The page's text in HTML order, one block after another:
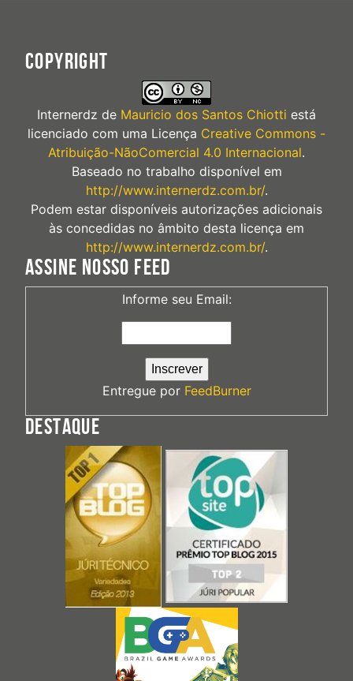
COPYRIGHT
Internerdz de Mauricio dos Santos Chiotti está
licenciado com uma Licença Creative Commons -
Atribuição-NãoComercial 4.0 Internacional.
Baseado no trabalho disponível em
http://www.internerdz.com.br/.
Podem estar disponíveis autorizações adicionais
às concedidas no âmbito desta licença em
http://www.internerdz.com.br/.
ASSINE NOSSO FEED
Informe seu Email:
Entregue por FeedBurner
DESTAQUE